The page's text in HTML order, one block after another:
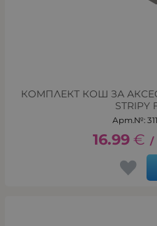
КОМПЛЕКТ КОШ ЗА
STRIPY
Арт.№:
16.99 € /